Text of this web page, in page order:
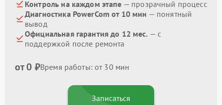
Контроль на каждом этапе — прозрачный процесс
Диагностика PowerCom от 10 мин — понятный
вывод
Официальная гарантия до 12 мес. — с
поддержкой после ремонта
от 0 ₽Время работы: от 30 мин
Записаться